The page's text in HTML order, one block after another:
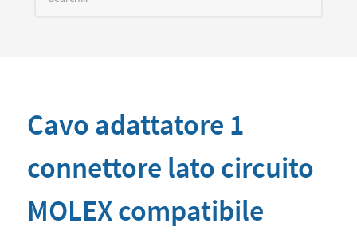
Cavo adattatore 1
connettore lato circuito
MOLEX compatibile